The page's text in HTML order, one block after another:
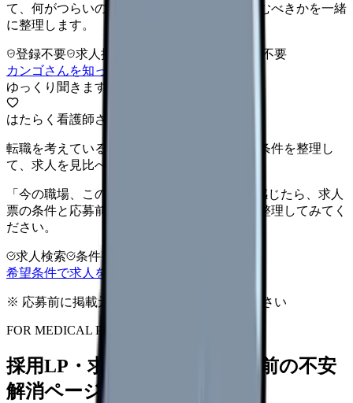
て、何がつらいのか、辞めるべきか、少し休むべきかを一緒
に整理します。
登録不要 求人押し売りなし
病院名は入力不要
カンゴさんを知ってから相談する
ゆっくり聞きます
はたらく看護師さん 求人
転職を考えている看護師さんへ。まずは希望条件を整理し
て、求人を見比べられます。
「今の職場、このままでいいのかな...」そう感じたら、求人
票の条件と応募前に確認したい不安を分けて整理してみてく
ださい。
求人検索 条件整理
希望条件で求人を探す
※ 応募前に掲載元の最新情報を確認してください
FOR MEDICAL PROVIDERS
採用LP・求人ページを、応募前の不安
解消ページにできます